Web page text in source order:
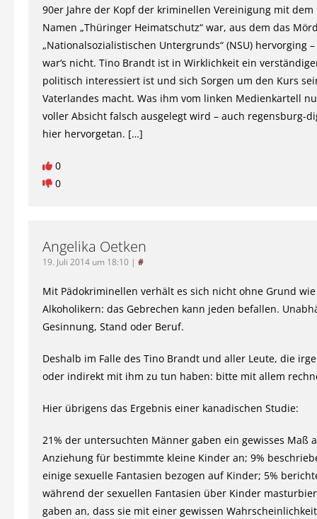
90er Jahre der Kopf der kriminellen Vereinigung mit
Namen „Thüringer Heimatschutz“ war, aus dem das
„Nationalsozialistischen Untergrunds“ (NSU) hervorging
war‘s nicht. Tino Brandt ist in Wirklichkeit ein
politisch interessiert ist und sich Sorgen um den Kurs
Vaterlandes macht. Was ihm vom linken Medienkartell
voller Absicht falsch ausgelegt wird – auch regensburg-
hier hervorgetan. […]
0
0
Angelika Oetken
19. Juli 2014 um 18:10 | #
Mit Pädokriminellen verhält es sich nicht ohne Grund
Alkoholikern: das Gebrechen kann jeden befallen.
Gesinnung, Stand oder Beruf.
Deshalb im Falle des Tino Brandt und aller Leute, die
oder indirekt mit ihm zu tun haben: bitte mit allem
Hier übrigens das Ergebnis einer kanadischen Studie:
21% der untersuchten Männer gaben ein gewisses Maß
Anziehung für bestimmte kleine Kinder an; 9%
einige sexuelle Fantasien bezogen auf Kinder; 5%
während der sexuellen Fantasien über Kinder
gaben an, dass sie mit einer gewissen